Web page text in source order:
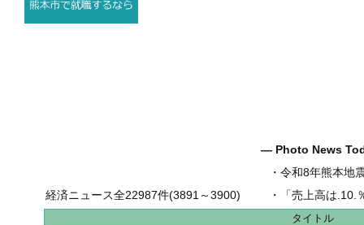
― Photo News
・令和8年熊本地
・
「売上高は.10.％増の
経済ニュース全22987件(3891～3900)
タイトル